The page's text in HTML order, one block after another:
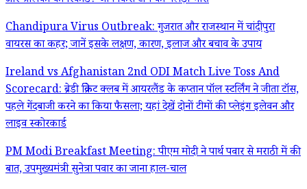
Chandipura Virus Outbreak: गुजरात और राजस्थान में चांदीपुरा
वायरस का कहर; जानें इसके लक्षण, कारण, इलाज और बचाव के उपाय
Ireland vs Afghanistan 2nd ODI Match Live Toss And
Scorecard: ब्रेडी क्रिकेट क्लब में आयरलैंड के कप्तान पॉल स्टर्लिंग ने जीता टॉस,
पहले गेंदबाजी करने का किया फैसला; यहां देखें दोनों टीमों की प्लेइंग इलेवन और
लाइव स्कोरकार्ड
PM Modi Breakfast Meeting: पीएम मोदी ने पार्थ पवार से मराठी में की
बात, उपमुख्यमंत्री सुनेत्रा पवार का जाना हाल-चाल